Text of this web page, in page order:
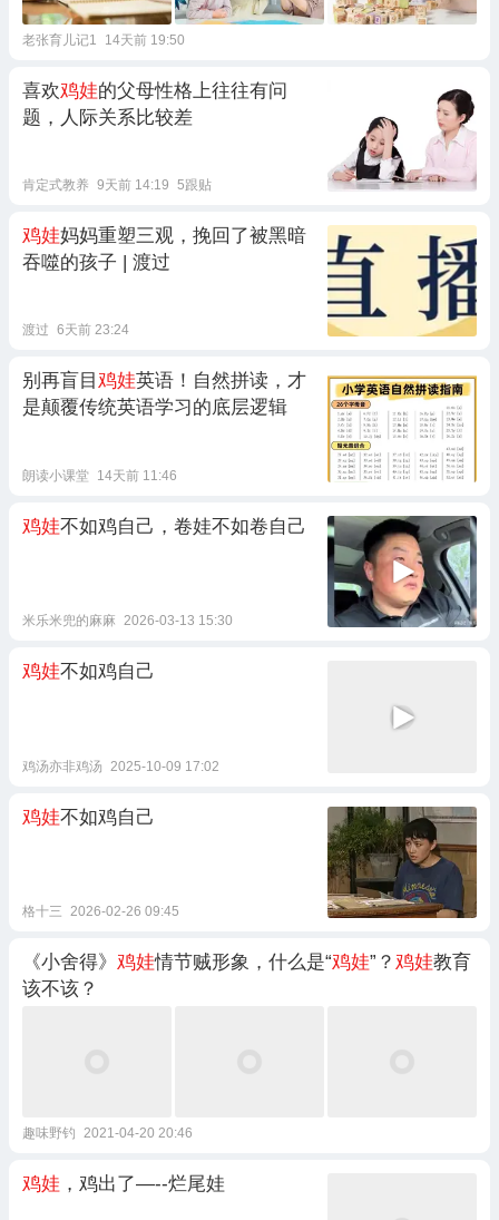
老张育儿记1 14天前 19:50
喜欢鸡娃的父母性格上往往有问
题，人际关系比较差
肯定式教养 9天前 14:19 5跟贴
鸡娃妈妈重塑三观，挽回了被黑暗
吞噬的孩子 | 渡过
渡过 6天前 23:24
别再盲目 鸡娃英语！自然拼读，才
是颠覆传统英语学习的底层逻辑
朗读小课堂 14天前 11:46
鸡娃不如鸡自己，卷娃不如卷自己
米乐米兜的麻麻 2026-03-13 15:30
鸡娃不如鸡自己
鸡汤亦非鸡汤 2025-10-09 17:02
鸡娃不如鸡自己
格十三 2026-02-26 09:45
《小舍得》 鸡娃情节贼形象，什么是“鸡娃”？ 鸡娃教育
该不该？
趣味野钓 2021-04-20 20:46
鸡娃 ，鸡出了—--烂尾娃